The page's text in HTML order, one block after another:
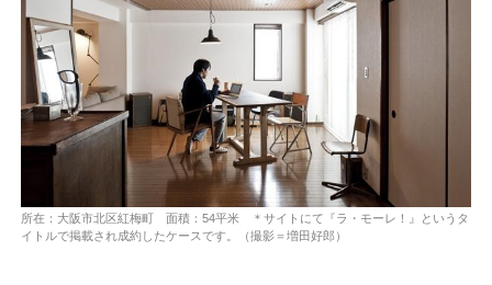
所在：大阪市北区紅梅町 面積：54平米 ＊サイトにて『ラ・モーレ！』というタ
イトルで掲載され成約したケースです。（撮影＝増田好郎）